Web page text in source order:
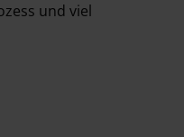
und viel